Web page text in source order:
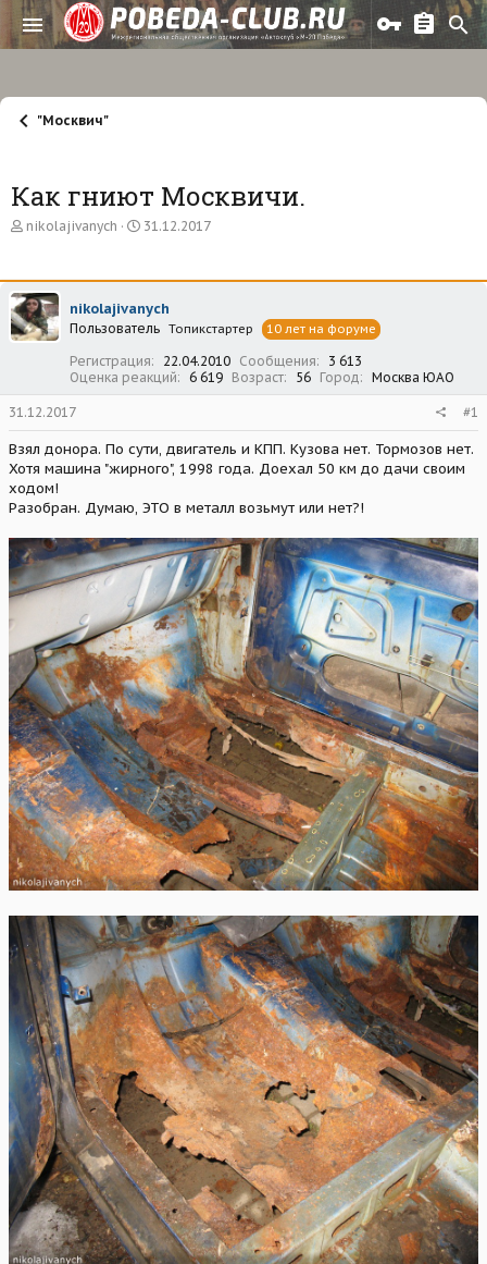
"Москвич"
Как гниют Москвичи.
А
о
р
т
е
nikolajivanych
Д
а
а
ч
л
а
31.12.2017
nikolajivanych
Пользователь Топикстартер 10 лет на форуме
Регистрация 22.04.2010 Сообщения
3 613
Оценка реакций
6 619 Возраст 56 Город Москва ЮАО
31.12.2017 #1
Взял донора. По сути, двигатель и КПП. Кузова нет. Тормозов нет.
Хотя машина "жирного", 1998 года. Доехал 50 км до дачи своим
ходом!
Разобран. Думаю, ЭТО в металл возьмут или нет?!